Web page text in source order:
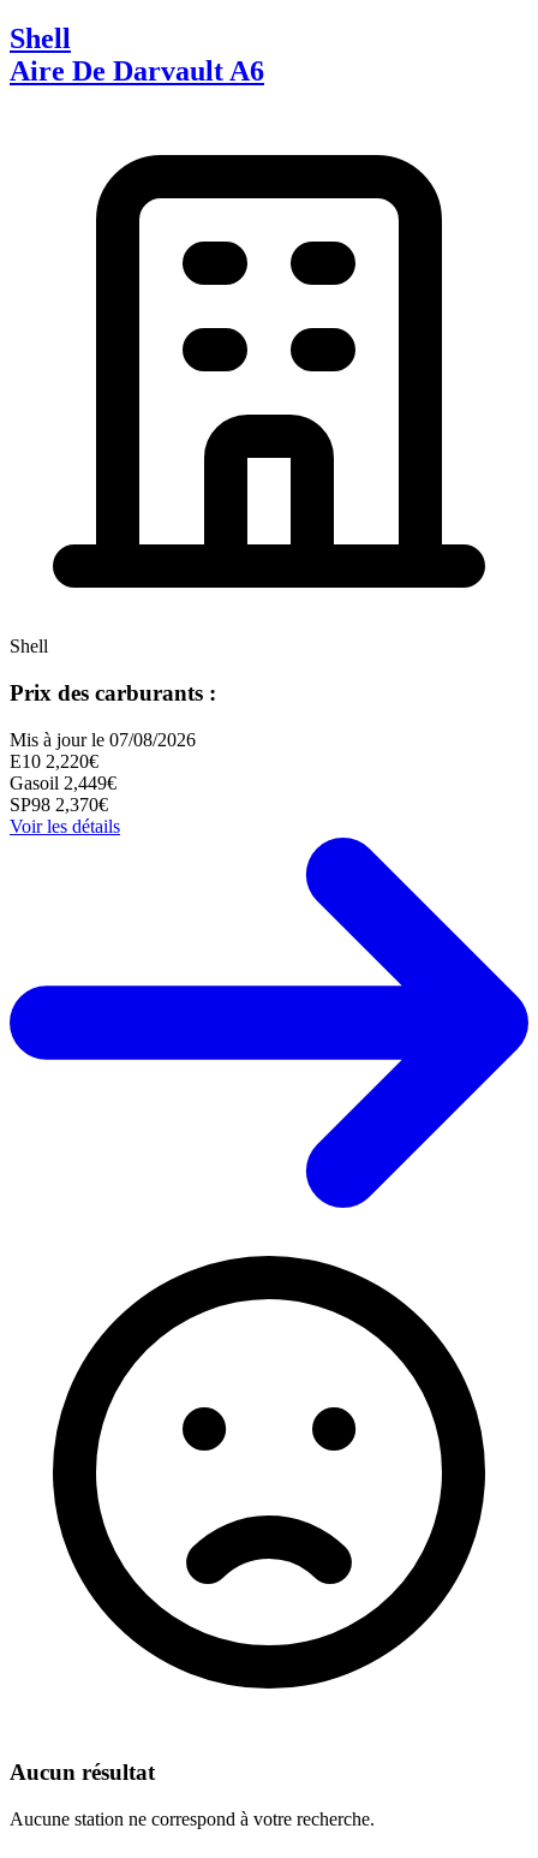
Shell
Aire De Darvault A6
Shell
Prix des carburants :
Mis à jour le 07/08/2026
E10 2,220€
Gasoil 2,449€
SP98 2,370€
Voir les détails
Aucun résultat
Aucune station ne correspond à votre recherche.